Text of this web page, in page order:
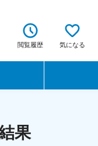
閲覧履歴 気になる
果